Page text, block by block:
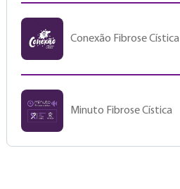
Conexão Fibrose Cística
Minuto Fibrose Cística